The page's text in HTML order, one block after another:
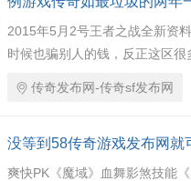
2015年5月2号王者之战全新资
时候也骗别人的钱，反正这区
传奇发布网-传奇sf发布网
没等到58传奇游戏发布网就
爽快PK《魔域》血舞影煞技能